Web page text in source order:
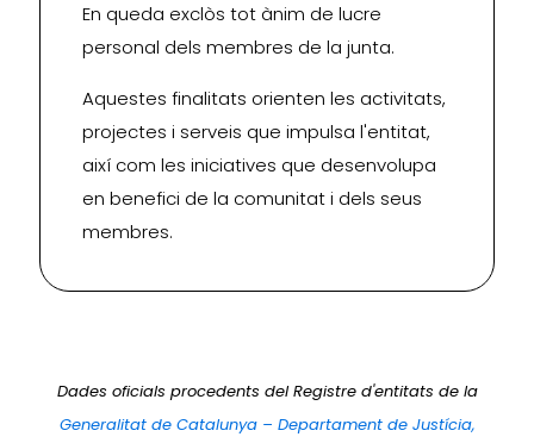
En queda exclòs tot ànim de lucre
personal dels membres de la junta.
Aquestes finalitats orienten les activitats,
projectes i serveis que impulsa l'entitat,
així com les iniciatives que desenvolupa
en benefici de la comunitat i dels seus
membres.
Dades oficials procedents del Registre d'entitats de la
Generalitat de Catalunya – Departament de Justícia,